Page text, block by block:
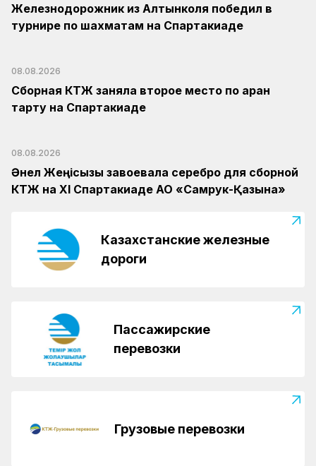
Железнодорожник из Алтынколя победил в
турнире по шахматам на Спартакиаде
08.08.2026
Сборная КТЖ заняла второе место по арқан
тарту на Спартакиаде
08.08.2026
Әнел Жеңісқызы завоевала серебро для сборной
КТЖ на XI Спартакиаде АО «Самрук-Қазына»
Казахстанские железные
дороги
Пассажирские
перевозки
Грузовые перевозки